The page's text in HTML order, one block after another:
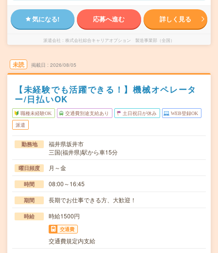
気になる! 応募へ進む 詳しく見る
派遣会社 株式会社綜合キャリアオプション 製造事業部（全国）
未読 掲載日 2026/08/05
【未経験でも活躍できる！】機械オペレータ
ー/日払いOK
職種未経験OK 交通費別途支給あり 土日祝日が休み WEB登録OK
派遣
勤務地
福井県坂井市
三国(福井県)駅から車15分
曜日頻度 月～金
時間 08:00～16:45
期間 長期でお仕事できる方、大歓迎！
時給 時給1500円
交通費
交通費規定内支給